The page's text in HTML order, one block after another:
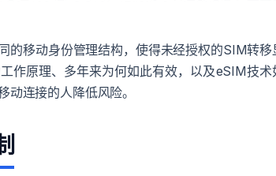
的移动身份管理结构，使得未经授权的SIM转移
作原理、多年来为何如此有效，以及eSIM技术
连接的人降低风险。